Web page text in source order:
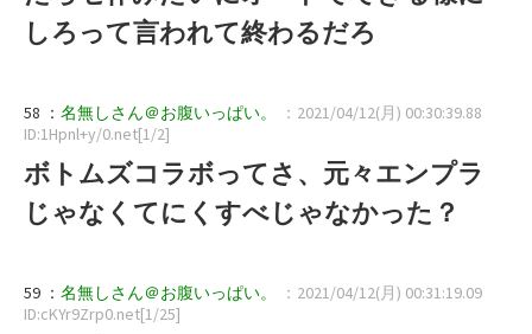
しろって言われて終わるだろ
58 ： 名無しさん＠お腹いっぱい。
：2021/04/12(月) 00:30:39.88
ID:1Hpnl+y/0.net[1/2]
ボトムズコラボってさ、元々エンプラ
じゃなくてにくすべじゃなかった？
59 ： 名無しさん＠お腹いっぱい。
：2021/04/12(月) 00:31:19.09
ID:cKYr9Zrp0.net[1/25]